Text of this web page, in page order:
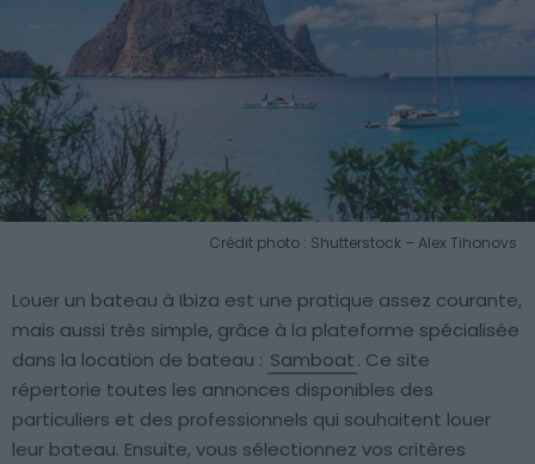
Crédit photo : Shutterstock – Alex Tihonovs
Louer un bateau à Ibiza est une pratique assez courante,
mais aussi très simple, grâce à la plateforme spécialisée
dans la location de bateau : Samboat. Ce site
répertorie toutes les annonces disponibles des
particuliers et des professionnels qui souhaitent louer
leur bateau. Ensuite, vous sélectionnez vos critères